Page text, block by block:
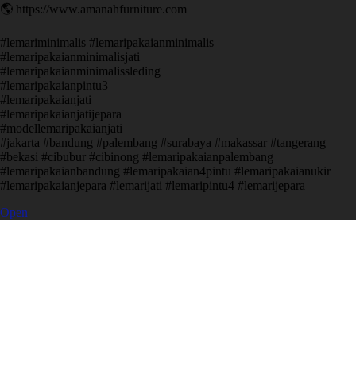
🌎 https://www.amanahfurniture.com
#lemariminimalis #lemaripakaianminimalis
#lemaripakaianminimalisjati
#lemaripakaianminimalissleding
#lemaripakaianpintu3
#lemaripakaianjati
#lemaripakaianjatijepara
#modellemaripakaianjati
#jakarta #bandung #palembang #surabaya #makassar #tangerang
#bekasi #cibubur #cibinong #lemaripakaianpalembang
#lemaripakaianbandung #lemaripakaian4pintu #lemaripakaianukir
#lemaripakaianjepara #lemarijati #lemaripintu4 #lemarijepara
Open